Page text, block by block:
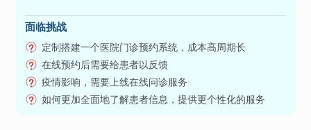
面临挑战
定制搭建一个医院门诊预约系统，成本高周期长
在线预约后需要给患者以反馈
疫情影响，需要上线在线问诊服务
如何更加全面地了解患者信息，提供更个性化的服务